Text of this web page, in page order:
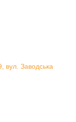
вул. Заводська